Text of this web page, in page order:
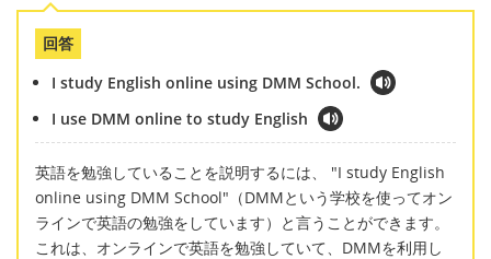
回答
I study English online using DMM School.
I use DMM online to study English
英語を勉強していることを説明するには、 "I study English
online using DMM School"（DMMという学校を使ってオン
ラインで英語の勉強をしています）と言うことができます。
これは、オンラインで英語を勉強していて、DMMを利用し